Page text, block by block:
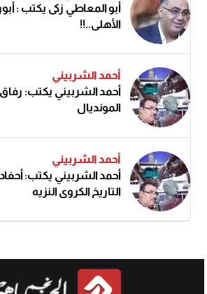
أبو المعاطي زكى يكتب :
الأهلى..!!
أحمد الشربيني
أحمد الشربيني يكتب:
المونديال
أحمد الشربيني
أحمد الشربيني يكتب:
التاريخ الكروي النزيه